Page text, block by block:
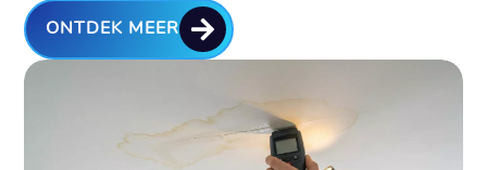

ONTDEK MEER